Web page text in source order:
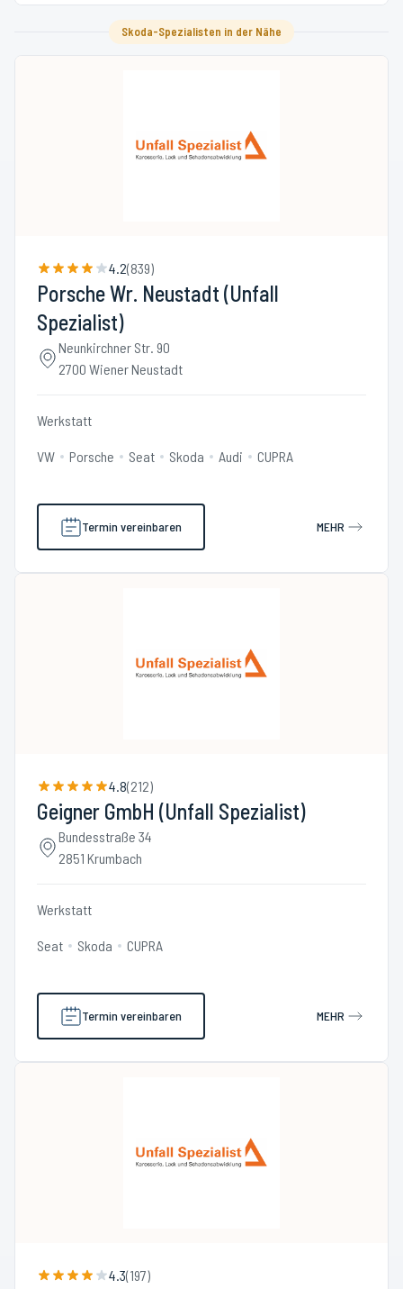
Skoda-Spezialisten in der Nähe
4.2(839)
Porsche Wr. Neustadt (Unfall
Spezialist)
Neunkirchner Str. 90
2700 Wiener Neustadt
Werkstatt
VW Porsche Seat Skoda Audi CUPRA
Termin vereinbaren MEHR
4.8(212)
Geigner GmbH (Unfall Spezialist)
Bundesstraße 34
2851 Krumbach
Werkstatt
Seat Skoda CUPRA
Termin vereinbaren MEHR
4.3(197)